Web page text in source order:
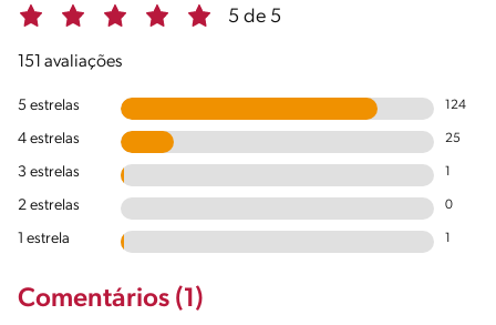
5 de 5
151 avaliações
5 estrelas 124
4 estrelas 25
3 estrelas 1
2 estrelas 0
1 estrela 1
Comentários (1)